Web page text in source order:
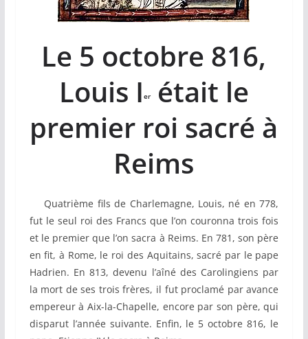
Le 5 octobre 816,
Louis I erétait le
premier roi sacré à
Reims
Quatrième fils de Charlemagne, Louis, né en 778,
fut le seul roi des Francs que l’on couronna trois fois
et le premier que l’on sacra à Reims. En 781, son père
en fit, à Rome, le roi des Aquitains, sacré par le pape
Hadrien. En 813, devenu l’aîné des Carolingiens par
la mort de ses trois frères, il fut proclamé par avance
empereur à Aix-la-Chapelle, encore par son père, qui
disparut l’année suivante. Enfin, le 5 octobre 816, le